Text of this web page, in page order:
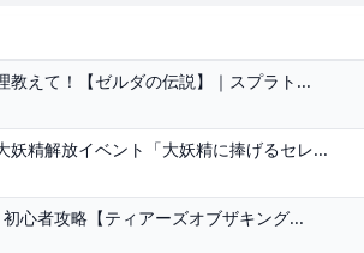
教えて！【ゼルダの伝説】｜スプラト...
妖精解放イベント「大妖精に捧げるセレ...
心者攻略【ティアーズオブザキング...